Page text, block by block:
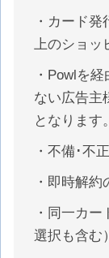
・カード
上のショッ
・Powlを
ない広告主
となります。
・不備･不
・即時解約
・同一カ
選択も含む）